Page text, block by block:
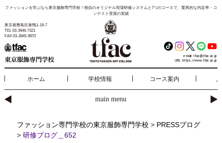
ファッションを学ぶなら東京服飾専門学校！独自のオリジナル現場研修システムと7つのコースで、驚異的な内定率・コ
ンテスト受賞の実績
東京都豊島区巣鴨1-19-7
TEL 03-3946-7321
FAX 03-3945-9970
e-mail: tfac@tfac.ac.jp
URL: https://www.tfac.ac.jp
ホーム 学校情報 コース案内
main menu
ファッション専門学校の東京服飾専門学校 > PRESSブログ
> 研修ブログ＿652